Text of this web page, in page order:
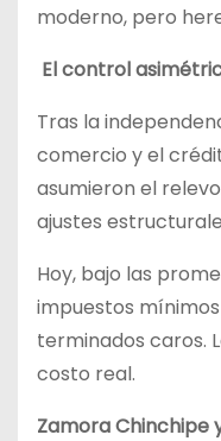
moderno, pero
El control
Tras la
comercio y el
asumieron el
ajustes
Hoy, bajo las
impuestos
terminados caros.
costo real.
Zamora Chinchipe